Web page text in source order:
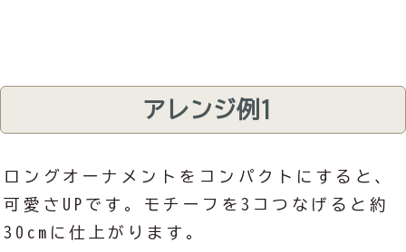
アレンジ例1
ロングオーナメントをコンパクトにすると、
可愛さUPです。モチーフを3コつなげると約
30cmに仕上がります。